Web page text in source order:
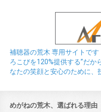
補聴器の荒木 専用サイトで
ろこびを120%提供する”だか
なたの笑顔と安心のために、
めがねの荒木、選ばれる理由